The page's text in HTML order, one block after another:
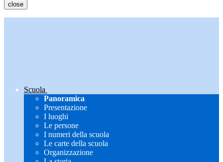
close
Scuola
Panoramica
Presentazione
I luoghi
Le persone
I numeri della scuola
Le carte della scuola
Organizzazione